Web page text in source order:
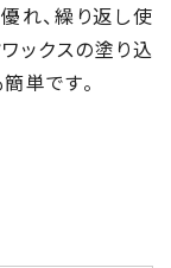
れ、繰り返し使
ックスの塗り込
単です。